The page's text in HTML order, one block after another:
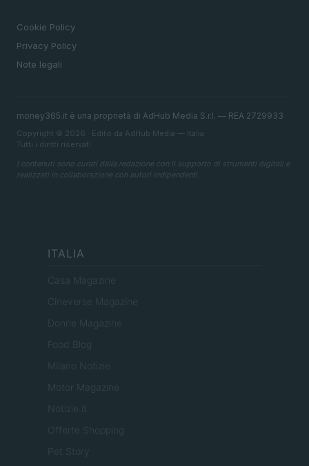
Cookie Policy
Privacy Policy
Note legali
money365.it è una proprietà di AdHub Media S.r.l. — REA 2729933
Copyright © 2026 · Edito da AdHub Media — Italia
Tutti i diritti riservati
I contenuti sono curati dalla redazione con il supporto di strumenti digitali e
realizzati in collaborazione con autori indipendenti.
ITALIA
Casa Magazine
Cineverse Magazine
Donne Magazine
Food Blog
Milano Notizie
Motor Magazine
Notizie.it
Offerte Shopping
Pet Story